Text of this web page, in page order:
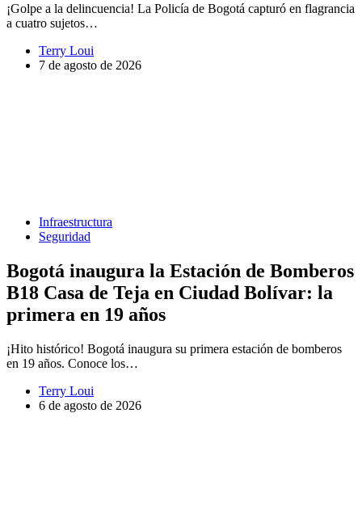
¡Golpe a la delincuencia! La Policía de Bogotá capturó en flagrancia
a cuatro sujetos…
Terry Loui
7 de agosto de 2026
Infraestructura
Seguridad
Bogotá inaugura la Estación de Bomberos
B18 Casa de Teja en Ciudad Bolívar: la
primera en 19 años
¡Hito histórico! Bogotá inaugura su primera estación de bomberos
en 19 años. Conoce los…
Terry Loui
6 de agosto de 2026